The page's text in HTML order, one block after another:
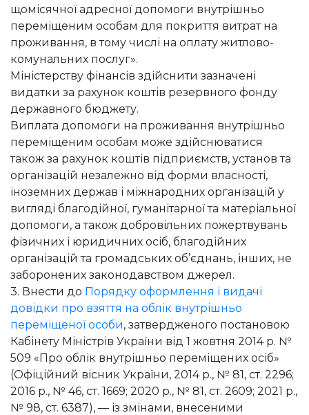
щомісячної адресної допомоги внутрішньо
переміщеним особам для покриття витрат на
проживання, в тому числі на оплату житлово-
комунальних послуг».
Міністерству фінансів здійснити зазначені
видатки за рахунок коштів резервного фонду
державного бюджету.
Виплата допомоги на проживання внутрішньо
переміщеним особам може здійснюватися
також за рахунок коштів підприємств, установ та
організацій незалежно від форми власності,
іноземних держав і міжнародних організацій у
вигляді благодійної, гуманітарної та матеріальної
допомоги, а також добровільних пожертвувань
фізичних і юридичних осіб, благодійних
організацій та громадських об’єднань, інших, не
заборонених законодавством джерел.
3. Внести до Порядку оформлення і видачі
довідки про взяття на облік внутрішньо
переміщеної особи, затвердженого постановою
Кабінету Міністрів України від 1 жовтня 2014 р. №
509 «Про облік внутрішньо переміщених осіб»
(Офіційний вісник України, 2014 р., № 81, ст. 2296;
2016 р., № 46, ст. 1669; 2020 р., № 81, ст. 2609; 2021 р.,
№ 98, ст. 6387), — із змінами, внесеними